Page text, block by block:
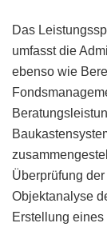
Das
umfasst die
ebenso wie
Überprüfung
Objektanalyse
Erstellung